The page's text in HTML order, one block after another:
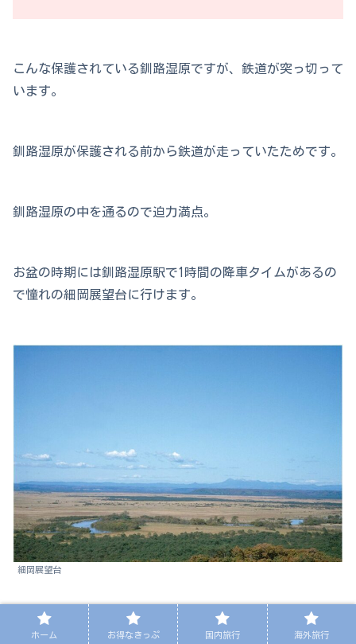
こんな保護されている釧路湿原ですが、鉄道が突っ切って
います。
釧路湿原が保護される前から鉄道が走っていたためです。
釧路湿原の中を通るので迫力満点。
お盆の時期には釧路湿原駅で1時間の降車タイムがあるの
で憧れの細岡展望台に行けます。
細岡展望台
画像出典： 環境省HP
ホーム お得なきっぷ 国内旅行 海外旅行